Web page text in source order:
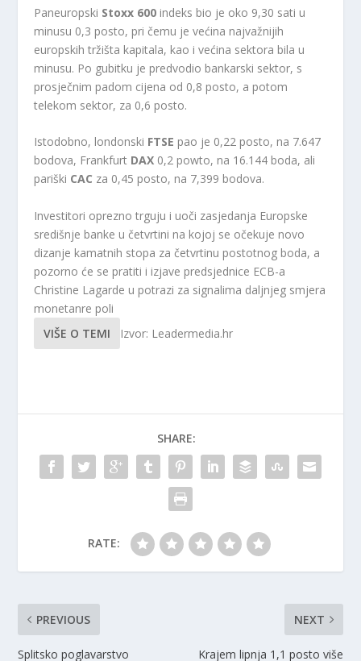
Paneuropski Stoxx 600 indeks bio je oko 9,30 sati u
minusu 0,3 posto, pri čemu je većina najvažnijih
europskih tržišta kapitala, kao i većina sektora bila u
minusu. Po gubitku je predvodio bankarski sektor, s
prosječnim padom cijena od 0,8 posto, a potom
telekom sektor, za 0,6 posto.
Istodobno, londonski FTSE pao je 0,22 posto, na 7.647
bodova, Frankfurt DAX 0,2 powto, na 16.144 boda, ali
pariški CAC za 0,45 posto, na 7,399 bodova.
Investitori oprezno trguju i uoči zasjedanja Europske
središnje banke u četvrtini na kojoj se očekuje novo
dizanje kamatnih stopa za četvrtinu postotnog boda, a
pozorno će se pratiti i izjave predsjednice ECB-a
Christine Lagarde u potrazi za signalima daljnjeg smjera
monetanre poli
VIŠE O TEMI
Izvor: Leadermedia.hr
SHARE:
RATE:
PREVIOUS
Splitsko poglavarstvo
NEXT
Krajem lipnja 1,1 posto više